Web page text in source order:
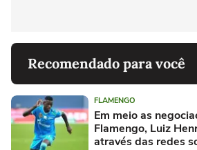
Recomendado para você
FLAMENGO
Em meio as
Flamengo, Luiz
através das redes